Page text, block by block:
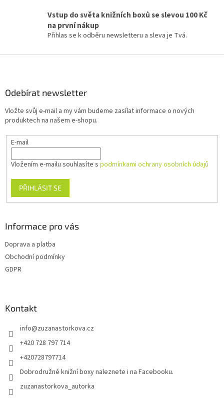
Vstup do světa knižních boxů se slevou 100 Kč
na první nákup
Přihlas se k odběru newsletteru a sleva je Tvá.
Odebírat newsletter
Vložte svůj e-mail a my vám budeme zasílat informace o nových
produktech na našem e-shopu.
E-mail
Vložením e-mailu souhlasíte s podmínkami ochrany osobních údajů
PŘIHLÁSIT SE
Informace pro vás
Doprava a platba
Obchodní podmínky
GDPR
Kontakt
info@zuzanastorkova.cz
+420 728 797 714
+420728797714
Dobrodružné knižní boxy naleznete i na Facebooku.
zuzanastorkova_autorka